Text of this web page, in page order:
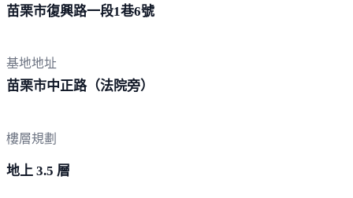
苗栗市復興路一段1巷6號
基地地址
苗栗市中正路（法院旁）
樓層規劃
地上 3.5 層